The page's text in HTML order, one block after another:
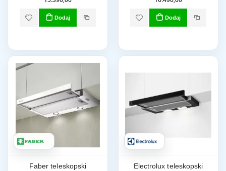
Dodaj Dodaj
Faber teleskopski
Electrolux teleskopski